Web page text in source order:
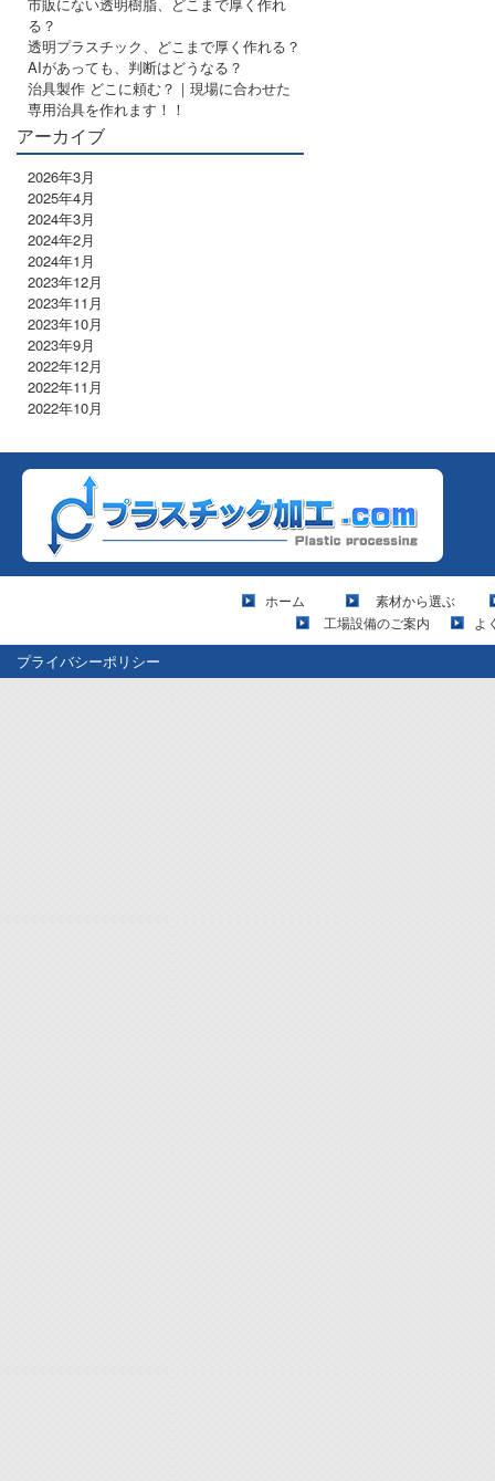
る？
透明プラスチック、どこまで厚く作れる？
AIがあっても、判断はどうなる？
治具製作 どこに頼む？｜現場に合わせた
専用治具を作れます！！
アーカイブ
2026年3月
2025年4月
2024年3月
2024年2月
2024年1月
2023年12月
2023年11月
2023年10月
2023年9月
2022年12月
2022年11月
2022年10月
ホーム
素材から選ぶ
工場設備のご案内
よ
プライバシーポリシー